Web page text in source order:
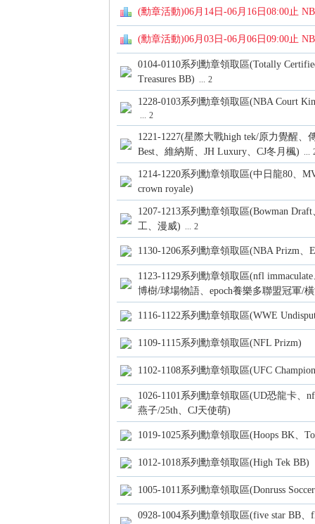
(勳章活動)06月14日-06月16日08:00止
(勳章活動)06月03日-06月06日09:00止
0104-0110系列勳章領取區(Totally
Treasures BB) ... 2
1228-0103系列勳章領取區(NBA Court
... 2
1221-1227(星際大戰high tek/原力覺醒、
Best、維納斯、JH Luxury、CJ冬月楓) ...
1214-1220系列勳章領取區(中日龍80、
crown royale)
1207-1213系列勳章領取區(Bowman
工、漫威) ... 2
1130-1206系列勳章領取區(NBA Prizm、
1123-1129系列勳章領取區(nfl
博樹/球場物語、epoch養樂多聯盟冠軍/
1116-1122系列勳章領取區(WWE
1109-1115系列勳章領取區(NFL Prizm)
1102-1108系列勳章領取區(UFC
1026-1101系列勳章領取區(UD恐龍卡、
燕子/25th、CJ天使萌)
1019-1025系列勳章領取區(Hoops BK、
1012-1018系列勳章領取區(High Tek BB)
1005-1011系列勳章領取區(Donruss
0928-1004系列勳章領取區(five star BB